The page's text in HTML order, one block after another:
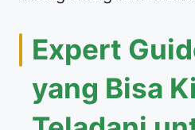
Expert
yang Bisa